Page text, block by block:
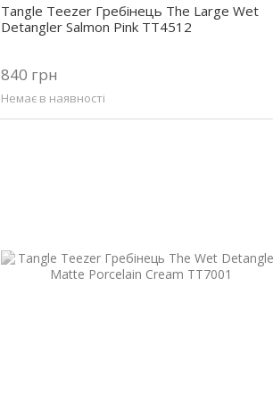
Tangle Teezer Гребінець The Large Wet
Detangler Salmon Pink TT4512
840 грн
Немає в наявності